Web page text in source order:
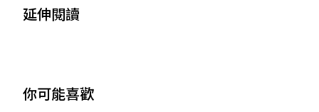
延伸閱讀
你可能喜歡